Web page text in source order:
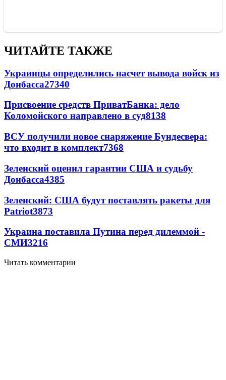
ЧИТАЙТЕ ТАКЖЕ
Украинцы определились насчет вывода войск из
Донбасса27340
Присвоение средств ПриватБанка: дело
Коломойского направлено в суд8138
ВСУ получили новое снаряжение Бундесвера:
что входит в комплект7368
Зеленский оценил гарантии США и судьбу
Донбасса4385
Зеленский: США будут поставлять ракеты для
Patriot3873
Украина поставила Путина перед дилеммой -
СМИ3216
Читать комментарии